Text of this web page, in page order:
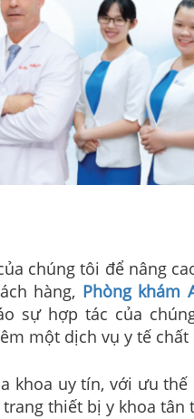
chúng tôi để nâng
hàng, Phòng khám
sự hợp tác của
một dịch vụ y tế chất
khoa uy tín, với ưu
thiết bị y khoa tân